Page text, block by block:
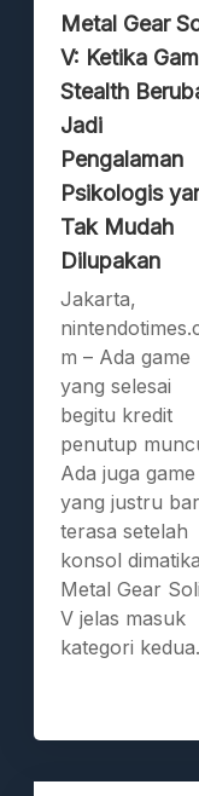
Metal Gear
V: Ketika
Stealth
Jadi
Pengalaman
Psikologis
Tak Mudah
Dilupakan
Jakarta,
m – Ada game
yang selesai
begitu kredit
penutup
Ada juga game
yang justru
terasa setelah
konsol
Metal Gear
V jelas masuk
kategori